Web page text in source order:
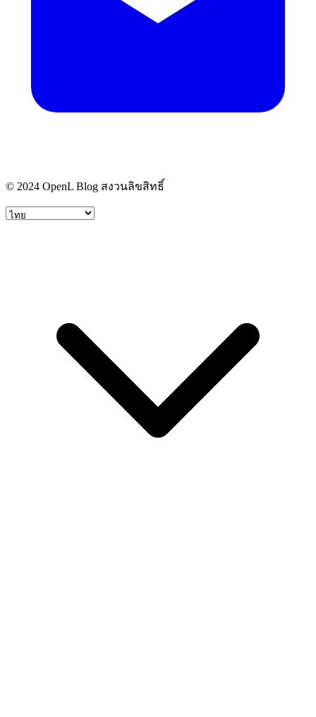
© 2024 OpenL Blog สงวนลิขสิทธิ์